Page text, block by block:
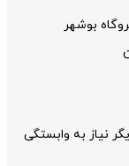
بوشهر
نیاز به وابستگی